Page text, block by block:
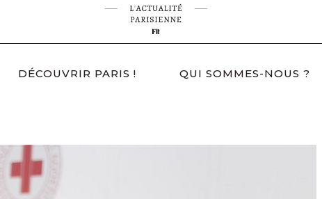
DÉCOUVRIR PARIS ! QUI SOMMES-NOUS ?